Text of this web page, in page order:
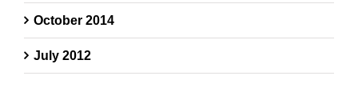
October 2014
July 2012